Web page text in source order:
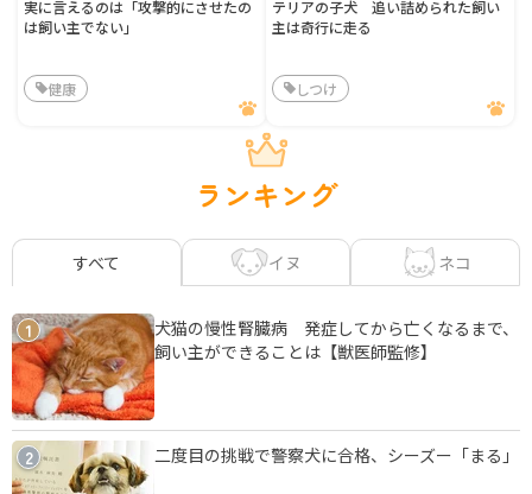
実に言えるのは「攻撃的にさせたの
は飼い主でない」
健康
テリアの子犬 追い詰められた飼い
主は奇行に走る
しつけ
ランキング
すべて イヌ ネコ
1
犬猫の慢性腎臓病 発症してから亡くなるまで、
飼い主ができることは【獣医師監修】
2 二度目の挑戦で警察犬に合格、シーズー「まる」